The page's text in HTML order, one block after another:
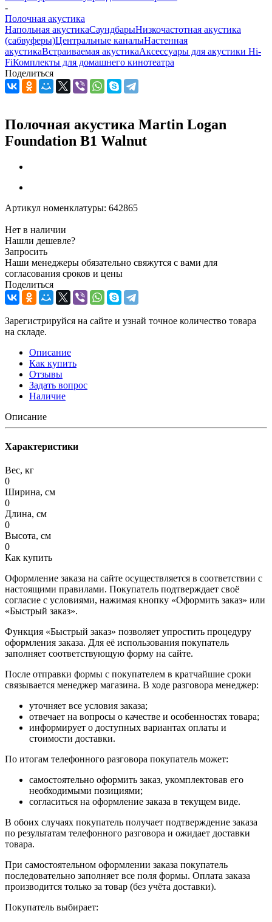
-
Полочная акустика
Напольная акустикаСаундбарыНизкочастотная акустика
(сабвуферы)Центральные каналыНастенная
акустикаВстраиваемая акустикаАксессуары для акустики Hi-
FiКомплекты для домашнего кинотеатра
Поделиться
Полочная акустика Martin Logan
Foundation B1 Walnut
Артикул номенклатуры: 642865
Нет в наличии
Нашли дешевле?
Запросить
Наши менеджеры обязательно свяжутся с вами для
согласования сроков и цены
Поделиться
Зарегистрируйся на сайте и узнай точное количество товара
на складе.
Описание
Как купить
Отзывы
Задать вопрос
Наличие
Описание
Характеристики
Вес, кг
0
Ширина, см
0
Длина, см
0
Высота, см
0
Как купить
Оформление заказа на сайте осуществляется в соответствии с
настоящими правилами. Покупатель подтверждает своё
согласие с условиями, нажимая кнопку «Оформить заказ» или
«Быстрый заказ».
Функция «Быстрый заказ» позволяет упростить процедуру
оформления заказа. Для её использования покупатель
заполняет соответствующую форму на сайте.
После отправки формы с покупателем в кратчайшие сроки
связывается менеджер магазина. В ходе разговора менеджер:
уточняет все условия заказа;
отвечает на вопросы о качестве и особенностях товара;
информирует о доступных вариантах оплаты и
стоимости доставки.
По итогам телефонного разговора покупатель может:
самостоятельно оформить заказ, укомплектовав его
необходимыми позициями;
согласиться на оформление заказа в текущем виде.
В обоих случаях покупатель получает подтверждение заказа
по результатам телефонного разговора и ожидает доставки
товара.
При самостоятельном оформлении заказа покупатель
последовательно заполняет все поля формы. Оплата заказа
производится только за товар (без учёта доставки).
Покупатель выбирает: